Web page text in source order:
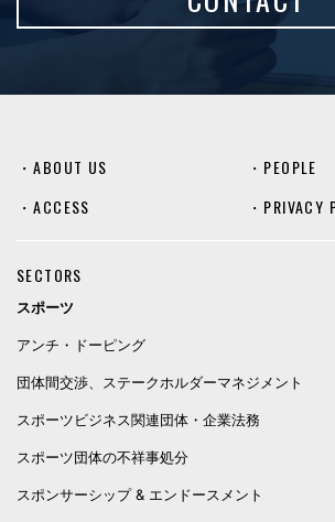
・ABOUT US ・ PEOPLE
・ACCESS ・ PRIVACY
SECTORS
スポーツ
アンチ・ドーピング
団体間交渉、ステークホルダーマネジメント
スポーツビジネス関連団体・企業法務
スポーツ団体の不祥事処分
スポンサーシップ & エンドースメント